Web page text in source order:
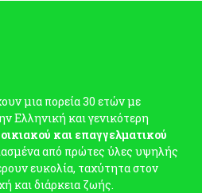
μια πορεία 30 ετών με
Ελληνική και γενικότερη
και επαγγελματικού
από πρώτες ύλες υψηλής
ευκολία, ταχύτητα στον
και διάρκεια ζωής.